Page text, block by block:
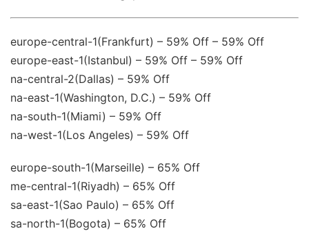
europe-central-1(Frankfurt) – 59% Off – 59% Off
europe-east-1(Istanbul) – 59% Off – 59% Off
na-central-2(Dallas) – 59% Off
na-east-1(Washington, D.C.) – 59% Off
na-south-1(Miami) – 59% Off
na-west-1(Los Angeles) – 59% Off
europe-south-1(Marseille) – 65% Off
me-central-1(Riyadh) – 65% Off
sa-east-1(Sao Paulo) – 65% Off
sa-north-1(Bogota) – 65% Off